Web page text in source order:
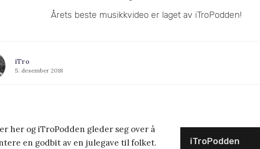
Årets beste musikkvideo er laget av iTroPodden!
iTro
5. desember 2018
iTroPodden
her og iTroPodden gleder seg over å
en godbit av en julegave til folket.